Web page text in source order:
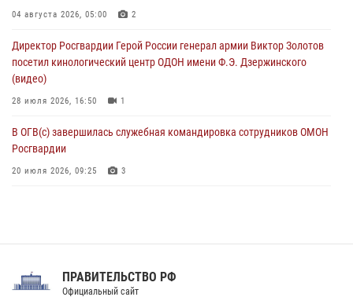
Рэпер ST посетил раненых росгвардейцев в Главном военном
07 августа 2026, 11:18
04 августа 2026, 05:00 2
Директор Росгвардии Герой России генерал армии Виктор Золотов
посетил кинологический центр ОДОН имени Ф.Э. Дзержинского
(видео)
28 июля 2026, 16:50 1
В ОГВ(с) завершилась служебная командировка сотрудников ОМОН
Росгвардии
20 июля 2026, 09:25 3
Праздник «Один день с Росгвардией» к 105-летию Центрального
ПРАВИТЕЛЬСТВО РФ
Официальный сайт